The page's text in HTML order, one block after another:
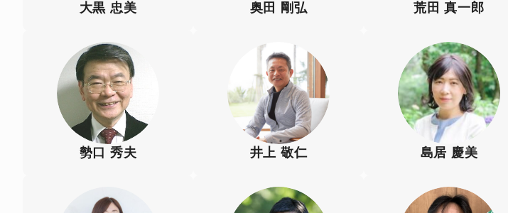
大黒 忠美 奥田 剛弘 荒田 真一郎
勢口 秀夫 井上 敬仁 島居 慶美